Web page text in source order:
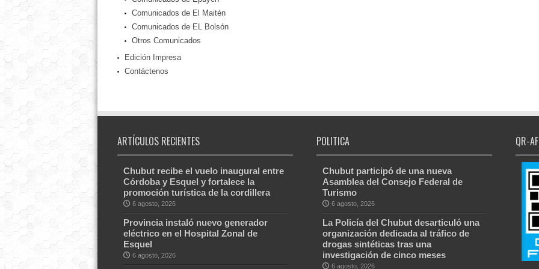
Comunicados de El Maitén
Comunicados de EL Bolsón
Otros Comunicados
Edición Impresa
Contáctenos
ARTÍCULOS RECIENTES
Chubut recibe el vuelo inaugural entre
Córdoba y Esquel y fortalece la
promoción turística de la cordillera
6 agosto, 2026
Provincia instaló nuevo generador
eléctrico en el Hospital Zonal de
Esquel
6 agosto, 2026
POLITICA
Chubut participó de una nueva
Asamblea del Consejo Federal de
Turismo
6 agosto, 2026
La Policía del Chubut desarticuló una
organización dedicada al tráfico de
drogas sintéticas tras una
investigación de cinco meses
6 agosto, 2026
QR-